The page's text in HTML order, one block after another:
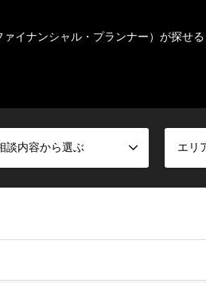
イナンシャル・プランナー）が探せ
談内容から選ぶ エリ